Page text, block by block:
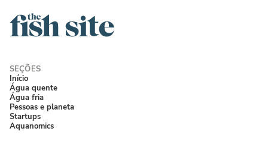
Início
Água quente
Água fria
Pessoas e planeta
Startups
Aquanomics